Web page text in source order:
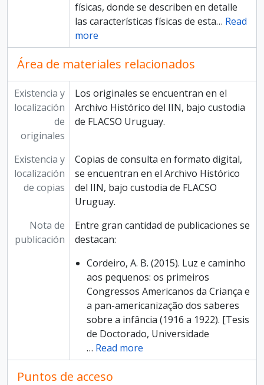
físicas, donde se describen en detalle
las características físicas de esta… Read
more
Área de materiales relacionados
Existencia y
localización
de
originales
Los originales se encuentran en el
Archivo Histórico del IIN, bajo custodia
de FLACSO Uruguay.
Existencia y
localización
de copias
Copias de consulta en formato digital,
se encuentran en el Archivo Histórico
del IIN, bajo custodia de FLACSO
Uruguay.
Nota de
publicación
Entre gran cantidad de publicaciones se
destacan:
Cordeiro, A. B. (2015). Luz e caminho
aos pequenos: os primeiros
Congressos Americanos da Criança e
a pan-americanização dos saberes
sobre a infância (1916 a 1922). [Tesis
de Doctorado, Universidade
… Read more
Puntos de acceso